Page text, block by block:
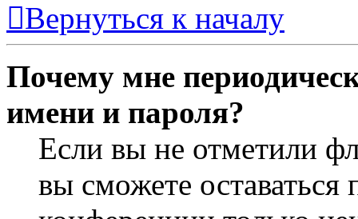
Вернуться к началу
Почему мне
имени и пароля?
Если вы не отметили
вы сможете